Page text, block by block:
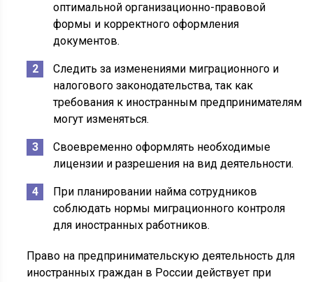
оптимальной организационно-правовой
формы и корректного оформления
документов.
Следить за изменениями миграционного и
налогового законодательства, так как
требования к иностранным предпринимателям
могут изменяться.
Своевременно оформлять необходимые
лицензии и разрешения на вид деятельности.
При планировании найма сотрудников
соблюдать нормы миграционного контроля
для иностранных работников.
Право на предпринимательскую деятельность для
иностранных граждан в России действует при